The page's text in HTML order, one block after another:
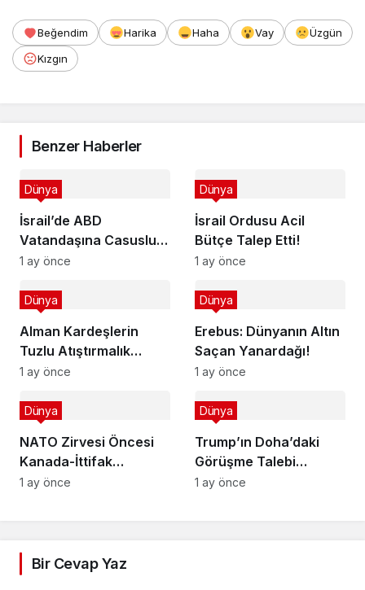
Beğendim Harika Haha Vay
Üzgün
Kızgın
Benzer Haberler
İsrail’de ABD
Vatandaşına Casusluk
Suçlaması
Dünya
1 ay önce
İsrail Ordusu Acil
Bütçe Talep Etti!
Dünya
1 ay önce
Alman Kardeşlerin
Tuzlu Atıştırmalık
Başarısı
Dünya
1 ay önce
Erebus: Dünyanın Altın
Saçan Yanardağı!
Dünya
1 ay önce
NATO Zirvesi Öncesi
Kanada-İttifak
Görüşmesi!
Dünya
1 ay önce
Trump’ın Doha’daki
Görüşme Talebi
Belirsizliğe Dönüştü
Dünya
1 ay önce
Bir Cevap Yaz